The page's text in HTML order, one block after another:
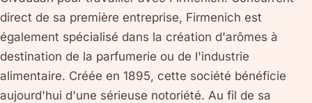
direct de sa première entreprise, Firmenich est
également spécialisé dans la création d'arômes à
destination de la parfumerie ou de l'industrie
alimentaire. Créée en 1895, cette société bénéficie
aujourd'hui d'une sérieuse notoriété. Au fil de sa